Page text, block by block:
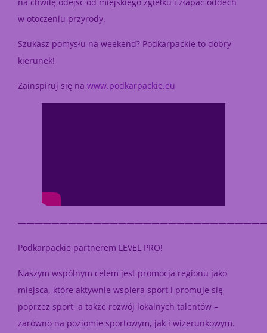
w otoczeniu przyrody.
Szukasz pomysłu na weekend? Podkarpackie to dobry
kierunek!
Zainspiruj się na www.podkarpackie.eu
Podkarpackie partnerem LEVEL PRO!
Naszym wspólnym celem jest promocja regionu jako
miejsca, które aktywnie wspiera sport i promuje się
poprzez sport, a także rozwój lokalnych talentów –
zarówno na poziomie sportowym, jak i wizerunkowym.